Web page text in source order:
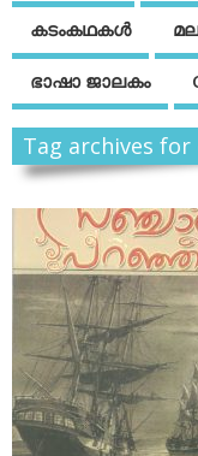
കടംകഥകള്‍
ഭാഷാ ജാലകം
Tag archives